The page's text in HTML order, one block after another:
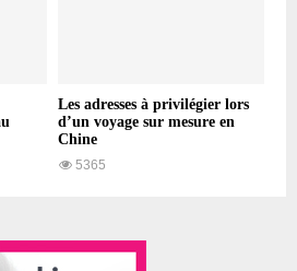
Les adresses à privilégier lors
d’un voyage sur mesure en
Chine
5365